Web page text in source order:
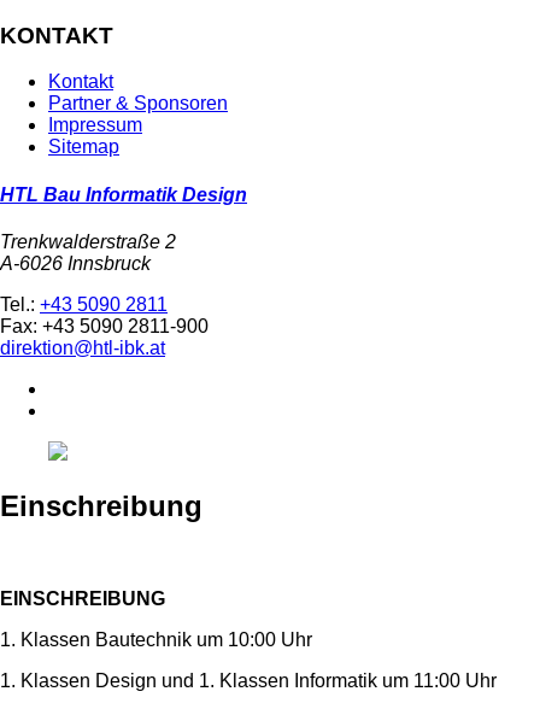
KONTAKT
Kontakt
Partner & Sponsoren
Impressum
Sitemap
HTL Bau Informatik Design
Trenkwalderstraße 2
A-6026 Innsbruck
Tel.: +43 5090 2811
Fax: +43 5090 2811-900
direktion@htl-ibk.at
Einschreibung
EINSCHREIBUNG
1. Klassen Bautechnik um 10:00 Uhr
1. Klassen Design und 1. Klassen Informatik um 11:00 Uhr